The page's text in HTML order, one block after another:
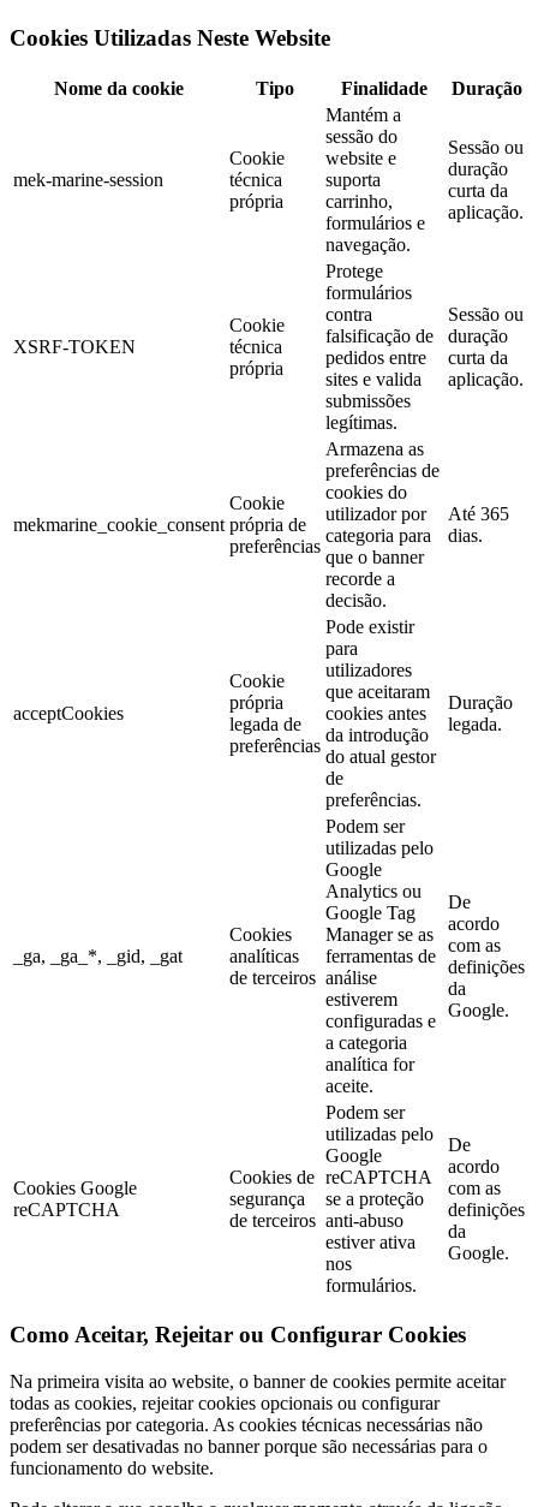
Cookies Utilizadas Neste Website
Nome da cookie Tipo Finalidade Duração
mek-marine-session
Cookie
técnica
própria
Mantém a
sessão do
website e
suporta
carrinho,
formulários e
navegação.
Sessão ou
duração
curta da
aplicação.
XSRF-TOKEN
Cookie
técnica
própria
Protege
formulários
contra
falsificação de
pedidos entre
sites e valida
submissões
legítimas.
Sessão ou
duração
curta da
aplicação.
mekmarine_cookie_consent
Cookie
própria de
preferências
Armazena as
preferências de
cookies do
utilizador por
categoria para
que o banner
recorde a
decisão.
Até 365
dias.
acceptCookies
Cookie
própria
legada de
preferências
Pode existir
para
utilizadores
que aceitaram
cookies antes
da introdução
do atual gestor
de
preferências.
Duração
legada.
_ga, _ga_*, _gid, _gat
Cookies
analíticas
de terceiros
Podem ser
utilizadas pelo
Google
Analytics ou
Google Tag
Manager se as
ferramentas de
análise
estiverem
configuradas e
a categoria
analítica for
aceite.
De
acordo
com as
definições
da
Google.
Cookies Google
reCAPTCHA
Cookies de
segurança
de terceiros
Podem ser
utilizadas pelo
Google
reCAPTCHA
se a proteção
anti-abuso
estiver ativa
nos
formulários.
De
acordo
com as
definições
da
Google.
Como Aceitar, Rejeitar ou Configurar Cookies
Na primeira visita ao website, o banner de cookies permite aceitar
todas as cookies, rejeitar cookies opcionais ou configurar
preferências por categoria. As cookies técnicas necessárias não
podem ser desativadas no banner porque são necessárias para o
funcionamento do website.